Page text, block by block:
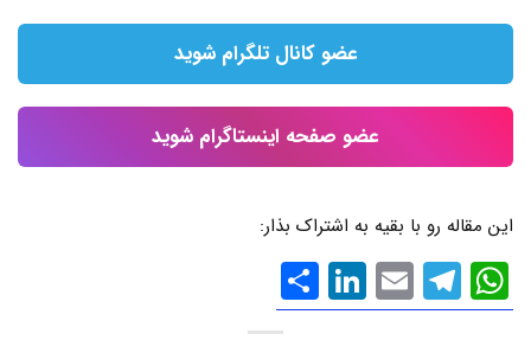
عضو کانال تلگرام شوید
عضو صفحه اینستاگرام شوید
این مقاله رو با بقیه به اشتراک بذار:
WhatsApp
Telegram
Email
LinkedIn
گذاری